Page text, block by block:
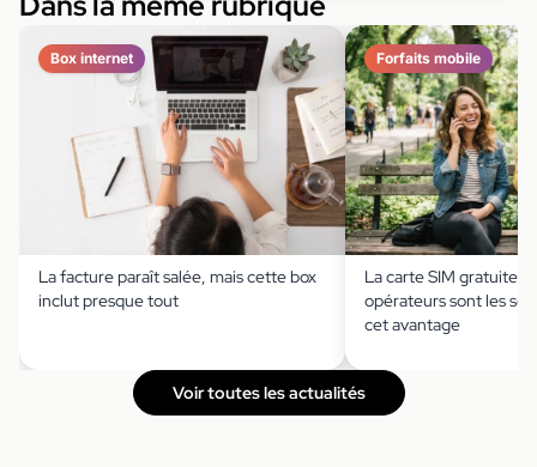
Box internet
La facture paraît salée, mais cette box
inclut presque tout
Forfaits mobile
La carte SIM gratuite ?
opérateurs sont les
cet avantage
Voir toutes les actualités